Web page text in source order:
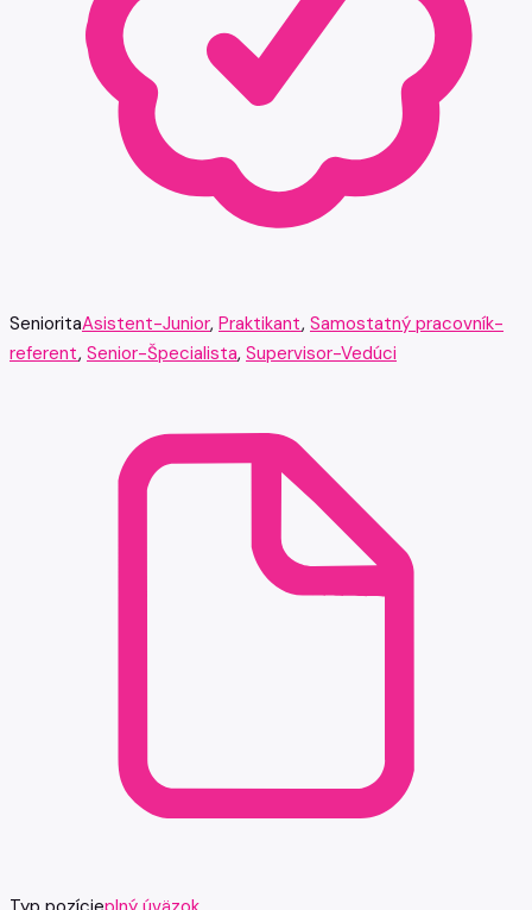
SenioritaAsistent-Junior, Praktikant, Samostatný pracovník-
referent, Senior-Špecialista, Supervisor-Vedúci